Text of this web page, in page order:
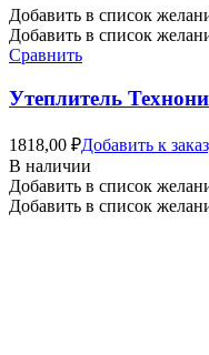
Добавить в список
Добавить в список
Сравнить
Утеплитель
1818,00 ₽Добавить к
В наличии
Добавить в список
Добавить в список